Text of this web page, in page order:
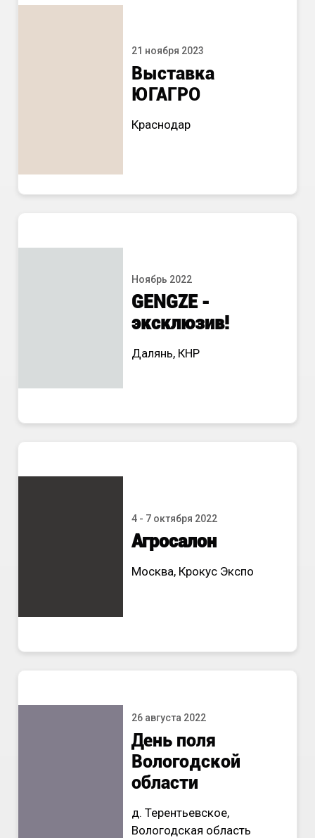
21 ноября 2023
Выставка
ЮГАГРО
Краснодар
Ноябрь 2022
GENGZE-
эксклюзив!
Далянь, КНР
4 - 7 октября 2022
Агросалон
Москва, Крокус Экспо
26 августа 2022
День поля
Вологодской
области
д. Терентьевское,
Вологодская область